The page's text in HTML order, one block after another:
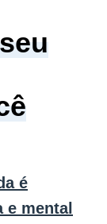
é
e mental